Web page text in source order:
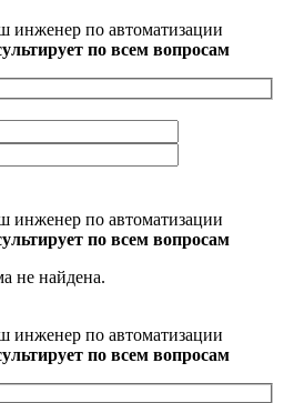
инженер по автоматизации
по всем вопросам
инженер по автоматизации
по всем вопросам
не найдена.
инженер по автоматизации
по всем вопросам